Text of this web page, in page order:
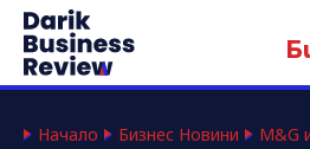
Начало Бизнес Новини M&G